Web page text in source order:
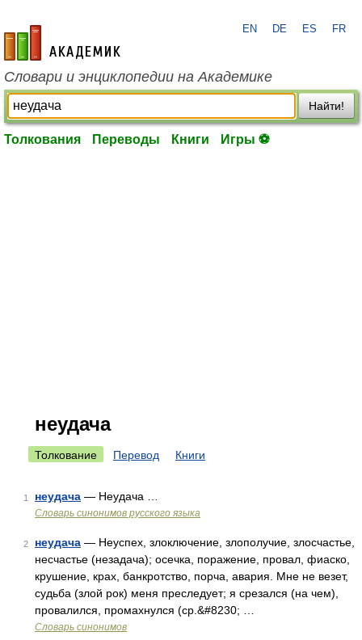
academic.ru
EN DE ES FR
Словари и энциклопедии на Академике
Найти!
Толкования Переводы Книги Игры ⚽
неудача
Толкование Перевод Книги
1 неудача — Неудача …
Словарь синонимов русского языка
2 неудача — Неуспех, злоключение, злополучие, злосчастье,
несчастье (незадача); осечка, поражение, провал, фиаско,
крушение, крах, банкротство, порча, авария. Мне не везет,
судьба (злой рок) меня преследует; я срезался (на чем),
провалился, промахнулся (ср.&#8230; …
Словарь синонимов